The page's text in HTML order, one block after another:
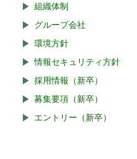
組織体制
グループ会社
環境方針
情報セキュリティ方針
採用情報（新卒）
募集要項（新卒）
エントリー（新卒）